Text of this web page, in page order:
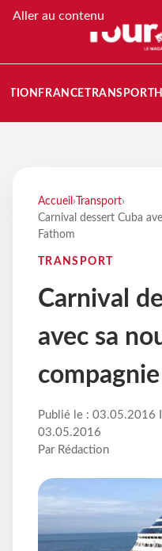
Aller au contenu
FRANCETRANSPORT
Accueil › Transport›
Carnival dessert Cuba
Fathom
TRANSPORT
Carnival
avec sa
Publié le : 03.05.2016
03.05.2016
Par Rédaction